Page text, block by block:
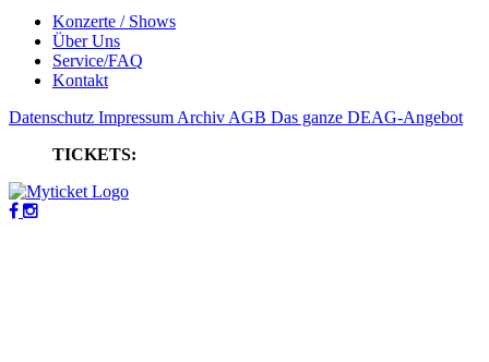
Konzerte / Shows
Über Uns
Service/FAQ
Kontakt
Datenschutz Impressum Archiv AGB Das ganze DEAG-Angebot
TICKETS: